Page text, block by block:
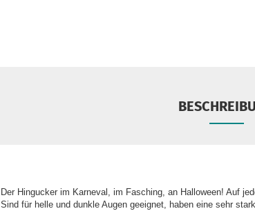
Der Hingucker im Karneval, im Fasching, an Halloween! Auf
Sind für helle und dunkle Augen geeignet, haben eine sehr